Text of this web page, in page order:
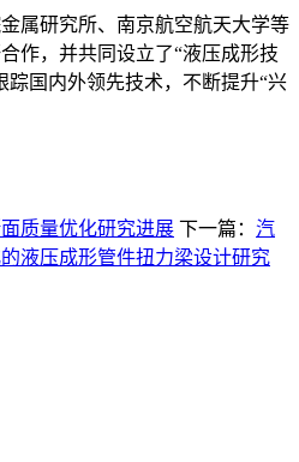
研究所、南京航空航天大学等
作，并共同设立了“液压成形技
踪国内外领先技术，不断提升“兴
质量优化研究进展 下一篇： 汽
液压成形管件扭力梁设计研究